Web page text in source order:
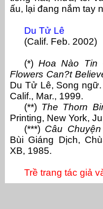
ấu, lại đang nắm tay
Du Tử Lê
(Calif. Feb. 2002)
(*)Hoa Nào Tin
Flowers Can?t
Du Tử Lê, Song
Calif., Mar., 1999.
(**) The Thorn
Printing, New York,
(***) Câu
Bùi Giáng Dịch,
XB, 1985.
Trề trang tác giả